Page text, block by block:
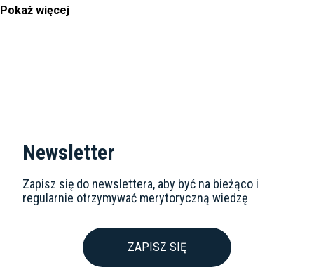
pokryte folią lub cienką okleiną
Pokaż więcej
Newsletter
Zapisz się do newslettera, aby być na bieżąco i
regularnie otrzymywać merytoryczną wiedzę
ZAPISZ SIĘ